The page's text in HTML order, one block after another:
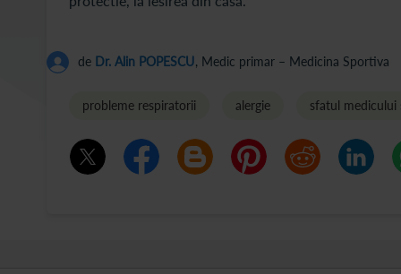
de Dr. Alin POPESCU, Medic primar – Medicina Sportiva
probleme respiratorii alergie sfatul medicului